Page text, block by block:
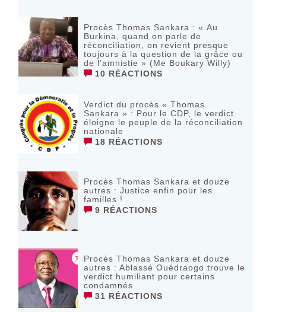
Procès Thomas Sankara : « Au
Burkina, quand on parle de
réconciliation, on revient presque
toujours à la question de la grâce ou
de l’amnistie » (Me Boukary Willy)
10 RÉACTIONS
Verdict du procès « Thomas
Sankara » : Pour le CDP, le verdict
éloigne le peuple de la réconciliation
nationale
18 RÉACTIONS
Procès Thomas Sankara et douze
autres : Justice enfin pour les
familles !
9 RÉACTIONS
Procès Thomas Sankara et douze
autres : Ablassé Ouédraogo trouve le
verdict humiliant pour certains
condamnés
31 RÉACTIONS